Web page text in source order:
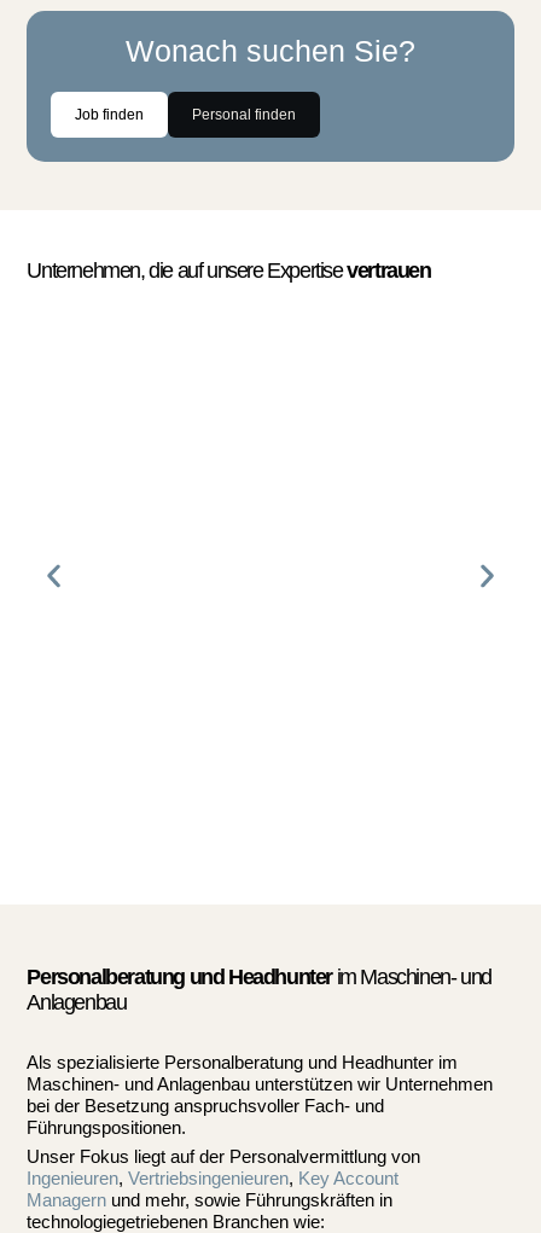
Wonach suchen Sie?
Job finden Personal finden
Unternehmen, die auf unsere Expertisevertrauen
Personalberatung und Headhunter im Maschinen- und
Anlagenbau
Als spezialisierte Personalberatung und Headhunter im
Maschinen- und Anlagenbau unterstützen wir Unternehmen
bei der Besetzung anspruchsvoller Fach- und
Führungspositionen.
Unser Fokus liegt auf der Personalvermittlung von
Ingenieuren,Vertriebsingenieuren, Key Account
Managern und mehr, sowie Führungskräften in
technologiegetriebenen Branchen wie: